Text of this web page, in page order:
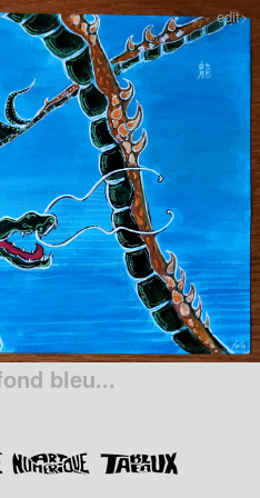
edit>
bleu...